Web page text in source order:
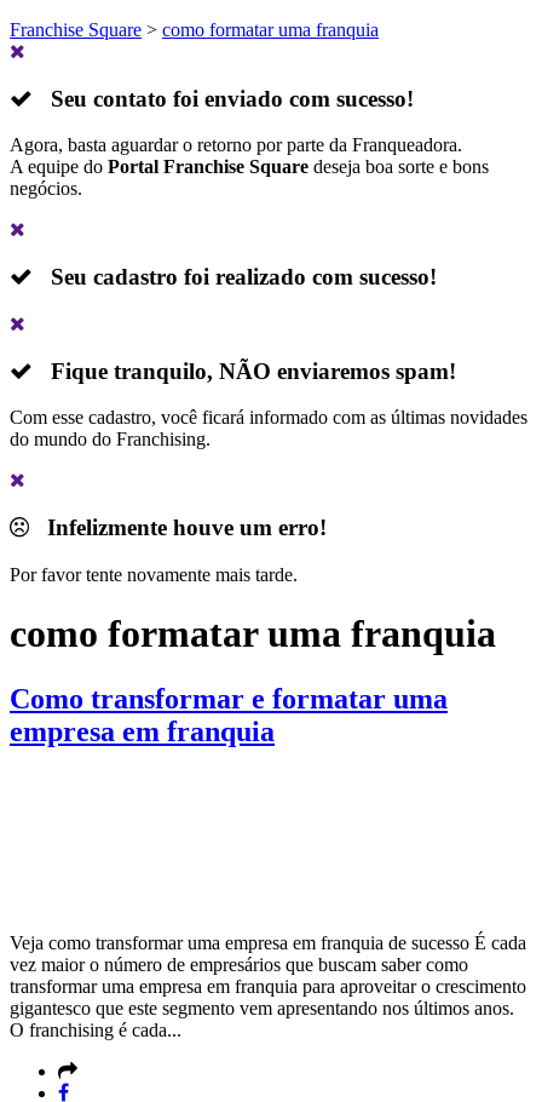
Franchise Square > como formatar uma franquia
Seu contato foi enviado com sucesso!
Agora, basta aguardar o retorno por parte da Franqueadora.
A equipe do Portal Franchise Square deseja boa sorte e bons
negócios.
Seu cadastro foi realizado com sucesso!
Fique tranquilo, NÃO enviaremos spam!
Com esse cadastro, você ficará informado com as últimas novidades
do mundo do Franchising.
Infelizmente houve um erro!
Por favor tente novamente mais tarde.
como formatar uma franquia
Como transformar e formatar uma
empresa em franquia
Veja como transformar uma empresa em franquia de sucesso É cada
vez maior o número de empresários que buscam saber como
transformar uma empresa em franquia para aproveitar o crescimento
gigantesco que este segmento vem apresentando nos últimos anos.
O franchising é cada...